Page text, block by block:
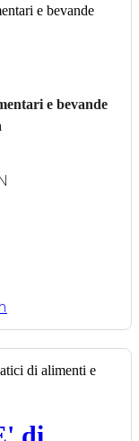
e bevande